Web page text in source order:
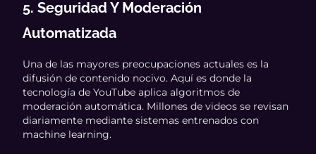
5. Seguridad Y Moderación
Automatizada
Una de las mayores preocupaciones actuales es la
difusión de contenido nocivo. Aquí es donde la
tecnología de YouTube aplica algoritmos de
moderación automática. Millones de videos se revisan
diariamente mediante sistemas entrenados con
machine learning.